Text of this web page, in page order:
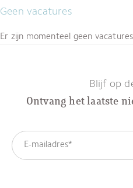
Geen vacatures
Er zijn momenteel geen
Blijf op
Ontvang het laatste